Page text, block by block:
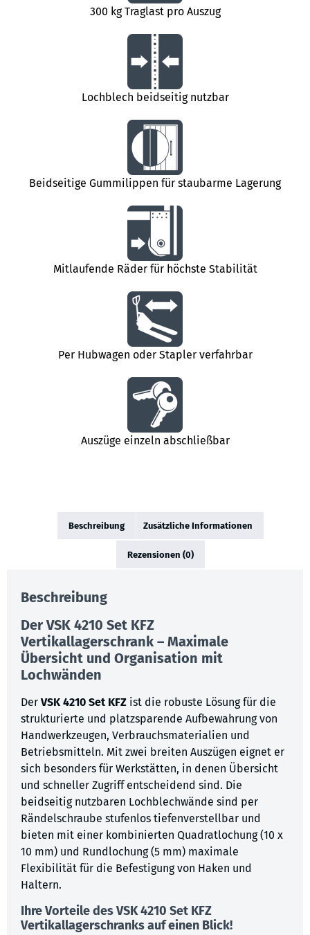
300 kg Traglast pro Auszug
Lochblech beidseitig nutzbar
Beidseitige Gummilippen für staubarme Lagerung
Mitlaufende Räder für höchste Stabilität
Per Hubwagen oder Stapler verfahrbar
Auszüge einzeln abschließbar
Beschreibung Zusätzliche Informationen
Rezensionen (0)
Beschreibung
DerVSK 4210 Set KFZ
Vertikallagerschrank – Maximale
Übersicht und Organisation mit
Lochwänden
Der VSK 4210 Set KFZ ist die robuste Lösung für die
strukturierte und platzsparende Aufbewahrung von
Handwerkzeugen, Verbrauchsmaterialien und
Betriebsmitteln. Mit zwei breiten Auszügen eignet er
sich besonders für Werkstätten, in denen Übersicht
und schneller Zugriff entscheidend sind. Die
beidseitig nutzbaren Lochblechwände sind per
Rändelschraube stufenlos tiefenverstellbar und
bieten mit einer kombinierten Quadratlochung (10 x
10 mm) und Rundlochung (5 mm) maximale
Flexibilität für die Befestigung von Haken und
Haltern.
Ihre Vorteile desVSK 4210 Set KFZ
Vertikallagerschranks auf einen Blick!